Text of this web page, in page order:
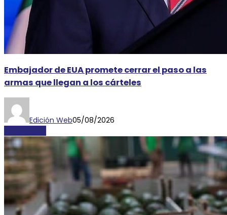
Embajador de EUA promete cerrar el paso a las
armas que llegan a los cárteles
Edición Web05/08/2026